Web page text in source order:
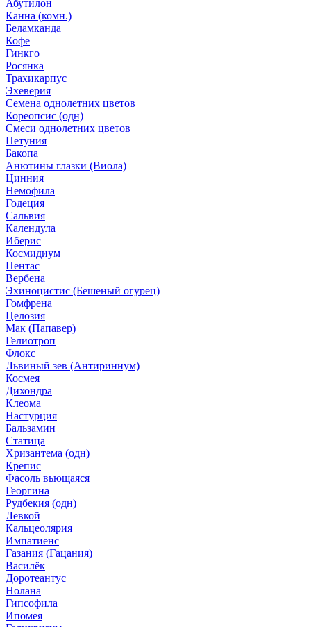
Абутилон
Канна (комн.)
Беламканда
Кофе
Гинкго
Росянка
Трахикарпус
Эхеверия
Семена однолетних цветов
Кореопсис (одн)
Смеси однолетних цветов
Петуния
Бакопа
Анютины глазки (Виола)
Цинния
Немофила
Годеция
Сальвия
Календула
Иберис
Космидиум
Пентас
Вербена
Эхиноцистис (Бешеный огурец)
Гомфрена
Целозия
Мак (Папавер)
Гелиотроп
Флокс
Львиный зев (Антириннум)
Космея
Дихондра
Клеома
Настурция
Бальзамин
Статица
Хризантема (одн)
Крепис
Фасоль вьющаяся
Георгина
Рудбекия (одн)
Левкой
Кальцеолярия
Импатиенс
Газания (Гацания)
Василёк
Доротеантус
Нолана
Гипсофила
Ипомея